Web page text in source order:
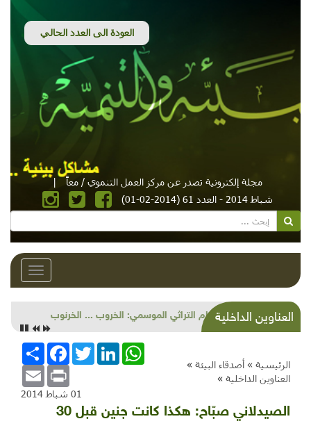
مجلة إلكترونية تصدر عن مركز العمل التنموي / معاً
|
شباط 2014 - العدد 61 (2014-02-01)
Toggle
العناوين الداخليةالطعام التراثي الموسمي: الخروب ... الخرنوب
الرئيسية » أصدقاء البيئة »
العناوين الداخلية »
انشر
FacebookTwitterLinkedInWhatsApp
Email Print
01 شباط 2014
الصيدلاني صبّاح: هكذا كانت جنين قبل 30